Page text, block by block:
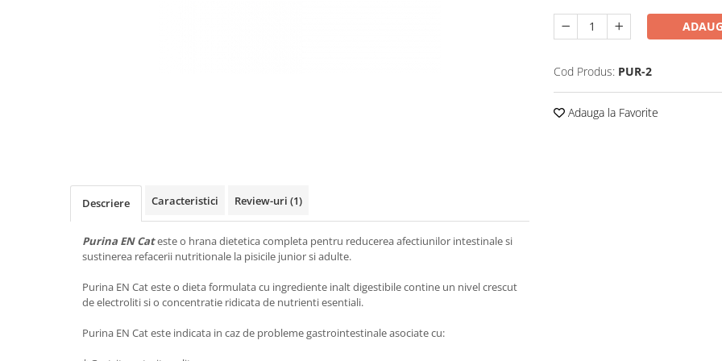
Castroane si boluri pentru apa si
Custi transport - Caini
Igiena si ingrijire caini
Igiena Interior
Sampoane si Balsamuri
Accesorii Pisici
Castroane si boluri pentru apa si
Cod Produs: PUR-2
Adauga la Favorite
Descriere Caracteristici Review-uri (1)
Purina EN Cateste o hrana dietetica completa pentru reducerea afectiunilor intestinale si
sustinerea refacerii nutritionale la pisicile junior si adulte .
Purina EN Cat este o dieta formulata cu ingrediente inalt digestibile contine un nivel crescut
de electroliti si o concentratie ridicata de nutrienti esentiali.
Purina EN Cat este indicata in caz de probleme gastrointestinale asociate cu: